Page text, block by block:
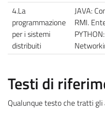
4.La
programmazione
per i sistemi
distribuiti
JAVA:
RMI.
Testi di
Qualunque testo che tratti